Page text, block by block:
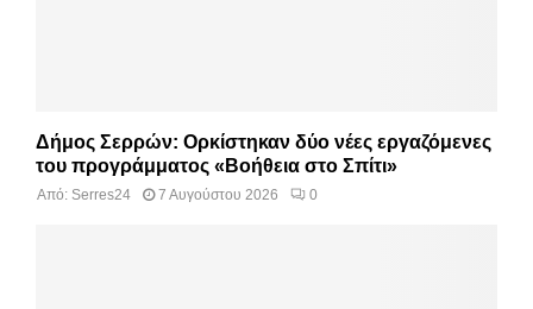
Δήμος Σερρών: Ορκίστηκαν δύο νέες εργαζόμενες
του προγράμματος «Βοήθεια στο Σπίτι»
Από: Serres24 7 Αυγούστου 2026 0